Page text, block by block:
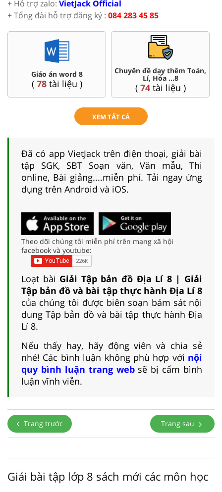
+ Hỗ trợ zalo: VietJack Official
+ Tổng đài hỗ trợ đăng ký : 084 283 45 85
Giáo án word 8
( 78tài liệu )
Chuyên đề dạy thêm Toán,
Lí, Hóa ...8
( 74tài liệu )
XEM TẤT CẢ
Đã có app VietJack trên điện thoại, giải bài
tập SGK, SBT Soạn văn, Văn mẫu, Thi
online, Bài giảng....miễn phí. Tải ngay ứng
dụng trên Android và iOS.
Theo dõi chúng tôi miễn phí trên mạng xã hội
facebook và youtube:
Loạt bài Giải Tập bản đồ Địa Lí 8 | Giải
Tập bản đồ và bài tập thực hành Địa Lí 8
của chúng tôi được biên soạn bám sát nội
dung Tập bản đồ và bài tập thực hành Địa
Lí 8.
Nếu thấy hay, hãy động viên và chia sẻ
nhé! Các bình luận không phù hợp với nội
quy bình luận trang websẽ bị cấm bình
luận vĩnh viễn.
Trang trước Trang sau
Giải bài tập lớp 8 sách mới các môn học